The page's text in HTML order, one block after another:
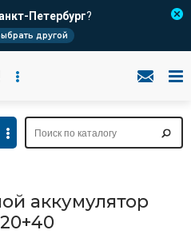
Петербург?
другой
аккумулятор